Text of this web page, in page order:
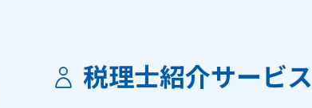
税理士紹介サービス